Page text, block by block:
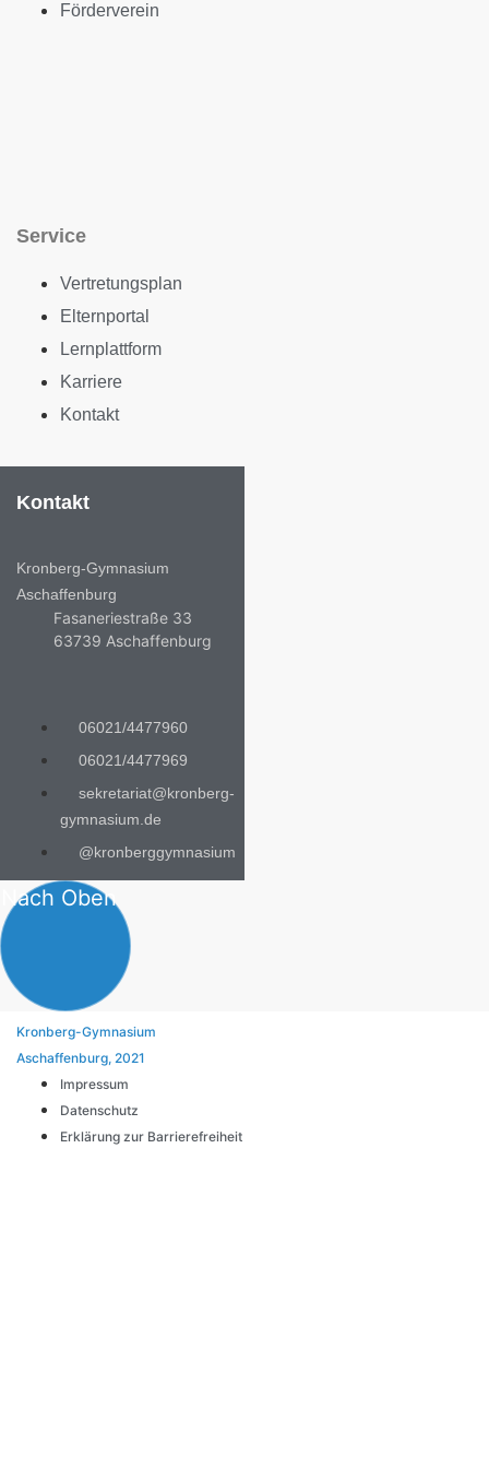
Förderverein
Service
Vertretungsplan
Elternportal
Lernplattform
Karriere
Kontakt
Kontakt
Kronberg-Gymnasium
Aschaffenburg
Fasaneriestraße 33
63739 Aschaffenburg
06021/4477960
06021/4477969
sekretariat@kronberg-
gymnasium.de
@kronberggymnasium
Nach Oben
Kronberg-Gymnasium
Aschaffenburg, 2021
Impressum
Datenschutz
Erklärung zur Barrierefreiheit